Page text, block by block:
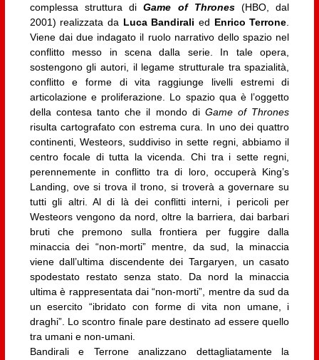
complessa struttura diGame of Thrones(HBO, dal
2001) realizzata da Luca Bandirali ed Enrico Terrone.
Viene dai due indagato il ruolo narrativo dello spazio nel
conflitto messo in scena dalla serie. In tale opera,
sostengono gli autori, il legame strutturale tra spazialità,
conflitto e forme di vita raggiunge livelli estremi di
articolazione e proliferazione. Lo spazio qua è l’oggetto
della contesa tanto che il mondo di Game of Thrones
risulta cartografato con estrema cura. In uno dei quattro
continenti, Westeors, suddiviso in sette regni, abbiamo il
centro focale di tutta la vicenda. Chi tra i sette regni,
perennemente in conflitto tra di loro, occuperà King’s
Landing, ove si trova il trono, si troverà a governare su
tutti gli altri. Al di là dei conflitti interni, i pericoli per
Westeors vengono da nord, oltre la barriera, dai barbari
bruti che premono sulla frontiera per fuggire dalla
minaccia dei “non-morti” mentre, da sud, la minaccia
viene dall’ultima discendente dei Targaryen, un casato
spodestato restato senza stato. Da nord la minaccia
ultima è rappresentata dai “non-morti”, mentre da sud da
un esercito “ibridato con forme di vita non umane, i
draghi”. Lo scontro finale pare destinato ad essere quello
tra umani e non-umani.
Bandirali e Terrone analizzano dettagliatamente la